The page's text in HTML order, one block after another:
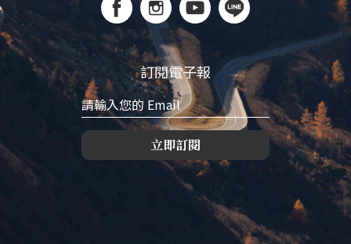
訂閱電子報
立即訂閱